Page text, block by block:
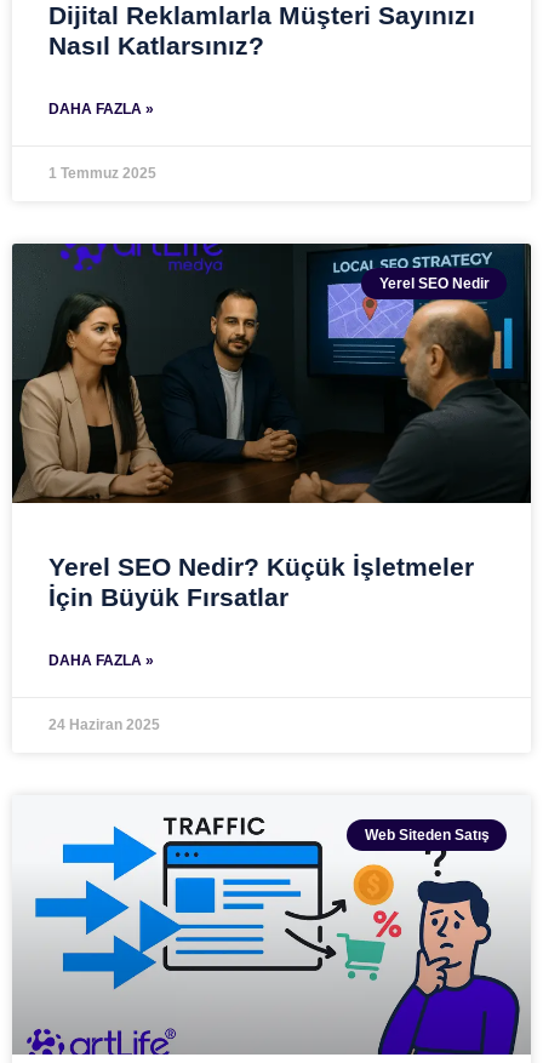
Dijital Reklamlarla Müşteri Sayınızı
Nasıl Katlarsınız?
DAHA FAZLA »
1 Temmuz 2025
Yerel SEO Nedir
Yerel SEO Nedir? Küçük İşletmeler
İçin Büyük Fırsatlar
DAHA FAZLA »
24 Haziran 2025
Web Siteden Satış